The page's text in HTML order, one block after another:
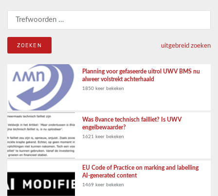
Zoeken naar:
uitgebreid zoeken
Planning voor gefaseerde uitrol UWV BMS nu
alweer volstrekt achterhaald
1850 keer bekeken
Was 8vance technisch failliet? Is UWV
engelbewaarder?
1621 keer bekeken
EU Code of Practice on marking and labelling
AI-generated content
1469 keer bekeken